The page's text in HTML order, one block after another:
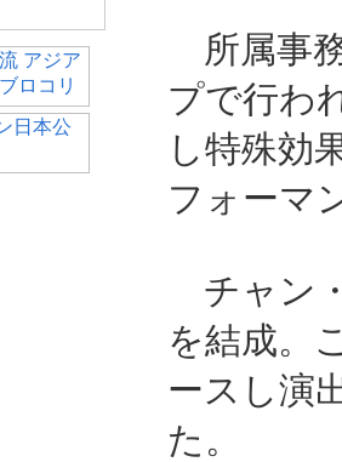
所属事
プで行わ
し特殊効
フォーマ
チャン
を結成。
ースし演
た。